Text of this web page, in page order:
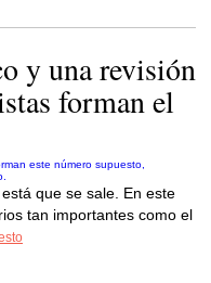
y una revisión
forman el
que se sale. En este
tan importantes como el